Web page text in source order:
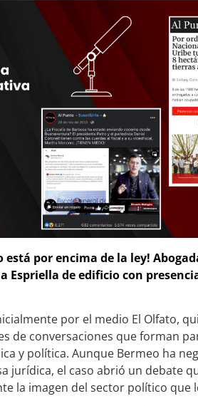
está por encima de la ley!
Espriella de edificio con
por el medio El Olfato,
de conversaciones que forman
y política. Aunque Bermeo ha
jurídica, el caso abrió un debate
la imagen del sector político que